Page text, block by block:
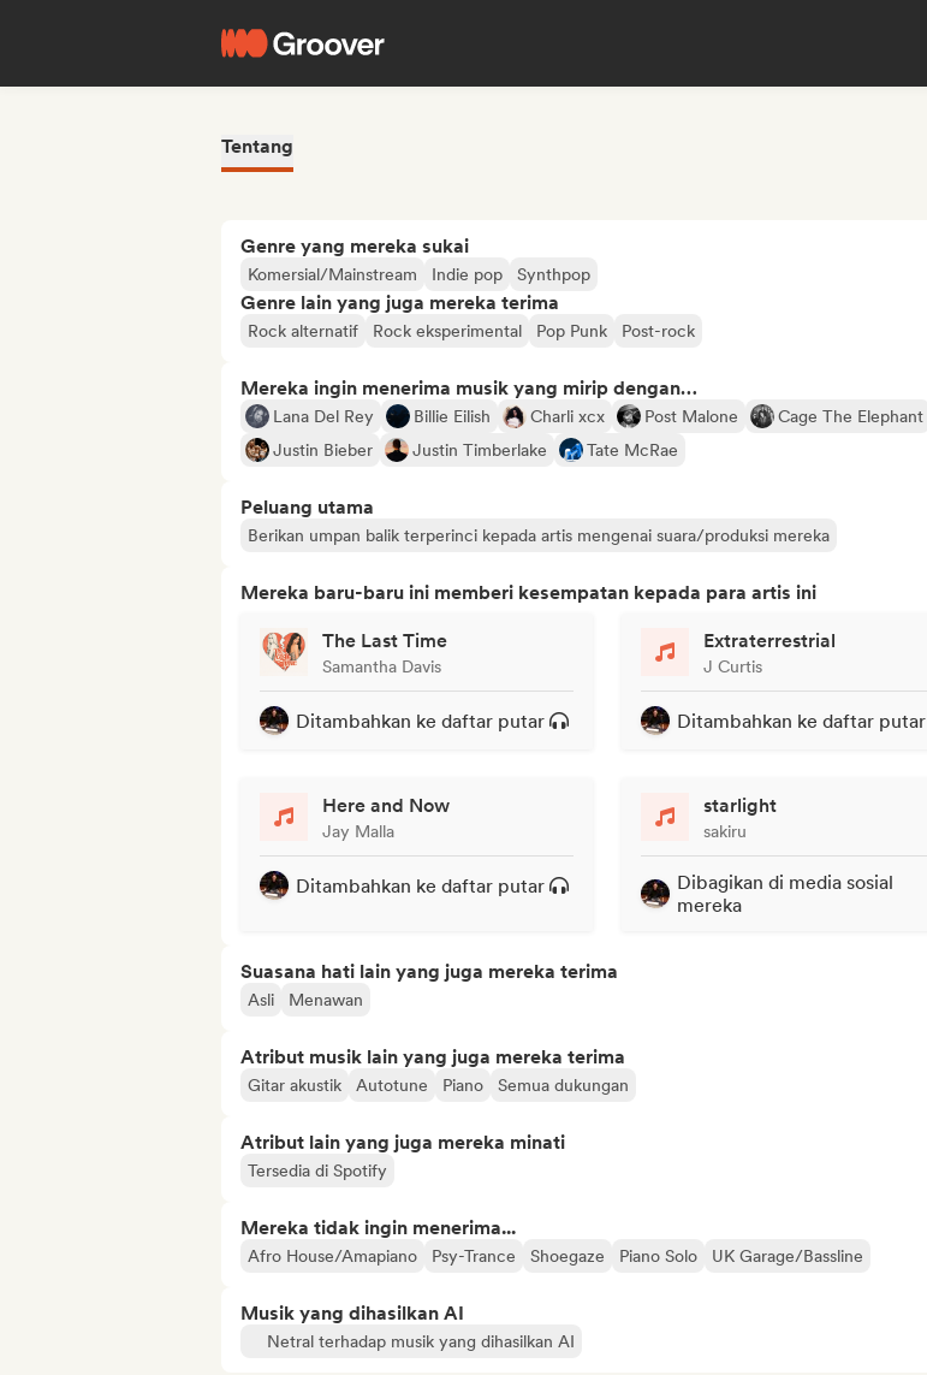
Tentang
Genre yang mereka sukai
Komersial/Mainstream Indie pop Synthpop
Genre lain yang juga mereka terima
Rock alternatif Rock eksperimental Pop Punk Post-rock
Mereka ingin menerima musik yang mirip dengan…
Lana Del Rey Billie Eilish Charli xcx Post Malone
Cage The Elephant
Justin Bieber
Justin Timberlake Tate McRae
Peluang utama
Berikan umpan balik terperinci kepada artis mengenai suara/produksi mereka
Mereka baru-baru ini memberi kesempatan kepada para artis ini
The Last Time
Samantha Davis
Ditambahkan ke daftar putar
Extraterrestrial
J Curtis
Ditambahkan ke daftar putar
Here and Now
Jay Malla
Ditambahkan ke daftar putar
starlight
sakiru
Dibagikan di media sosial
mereka
Suasana hati lain yang juga mereka terima
Asli Menawan
Atribut musik lain yang juga mereka terima
Gitar akustik Autotune Piano Semua dukungan
Atribut lain yang juga mereka minati
Tersedia di Spotify
Mereka tidak ingin menerima...
Afro House/Amapiano Psy-Trance Shoegaze Piano Solo UK Garage/Bassline
Musik yang dihasilkan AI
Netral terhadap musik yang dihasilkan AI